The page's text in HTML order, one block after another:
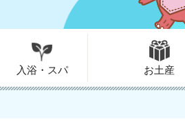
入浴・スパ お土産